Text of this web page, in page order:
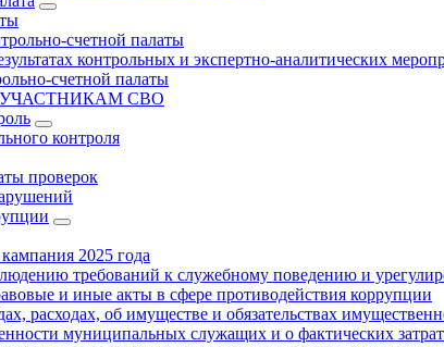
счетной палаты
контрольных и экспертно-аналитических
счетной палаты
СВО
контроля
проверок
2025 года
требований к служебному поведению и
и иные акты в сфере противодействия коррупции
расходах, об имуществе и обязательствах
муниципальных служащих и о фактических